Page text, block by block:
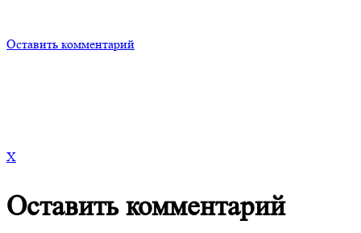
Оставить комментарий
X
Оставить комментарий